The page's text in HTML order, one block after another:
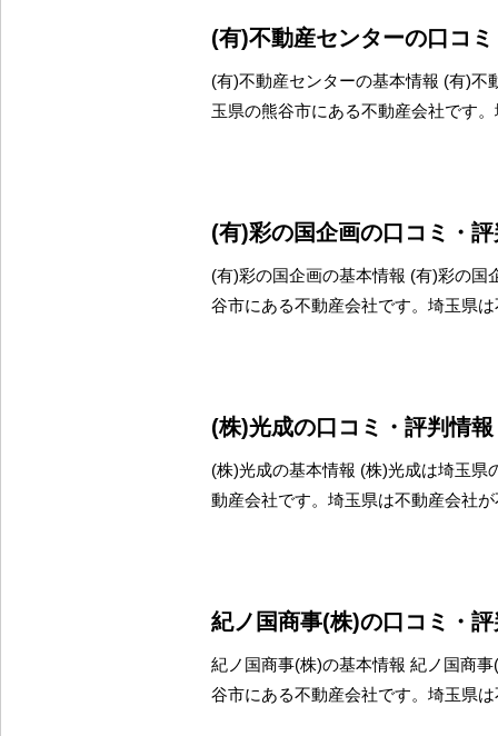
(有)不動産センターの口コ
(有)不動産センターの基本情報 (有)不
玉県の熊谷市にある不動産会社です
(有)彩の国企画の口コミ・
(有)彩の国企画の基本情報 (有)彩の国
谷市にある不動産会社です。埼玉県
(株)光成の口コミ・評判情報
(株)光成の基本情報 (株)光成は埼玉県
動産会社です。埼玉県は不動産会社
紀ノ国商事(株)の口コミ・
紀ノ国商事(株)の基本情報 紀ノ国商
谷市にある不動産会社です。埼玉県